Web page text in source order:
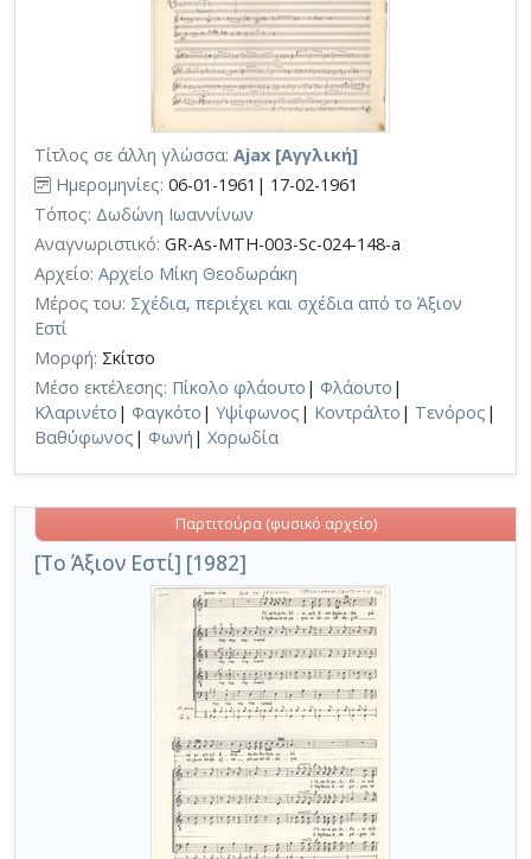
Τίτλος σε άλλη γλώσσα: Ajax [Αγγλική]
Ημερομηνίες: 06-01-1961| 17-02-1961
Τόπος: Δωδώνη Ιωαννίνων
Αναγνωριστικό: GR-As-MTH-003-Sc-024-148-a
Αρχείο: Αρχείο Μίκη Θεοδωράκη
Μέρος του: Σχέδια, περιέχει και σχέδια από το Άξιον
Εστί
Μορφή: Σκίτσο
Μέσο εκτέλεσης: Πίκολο φλάουτο | Φλάουτο |
Κλαρινέτο | Φαγκότο | Υψίφωνος | Κοντράλτο | Τενόρος |
Βαθύφωνος | Φωνή | Χορωδία
[Το Άξιον Εστί] [1982]
Παρτιτούρα (φυσικό αρχείο)